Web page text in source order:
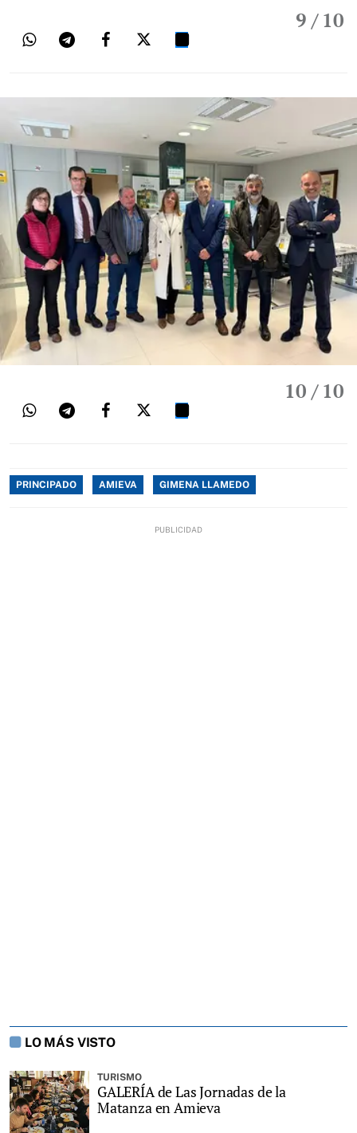
9 / 10
10 / 10
PRINCIPADO AMIEVA GIMENA LLAMEDO
LO MÁS VISTO
TURISMO
GALERÍA de Las Jornadas de la
Matanza en Amieva